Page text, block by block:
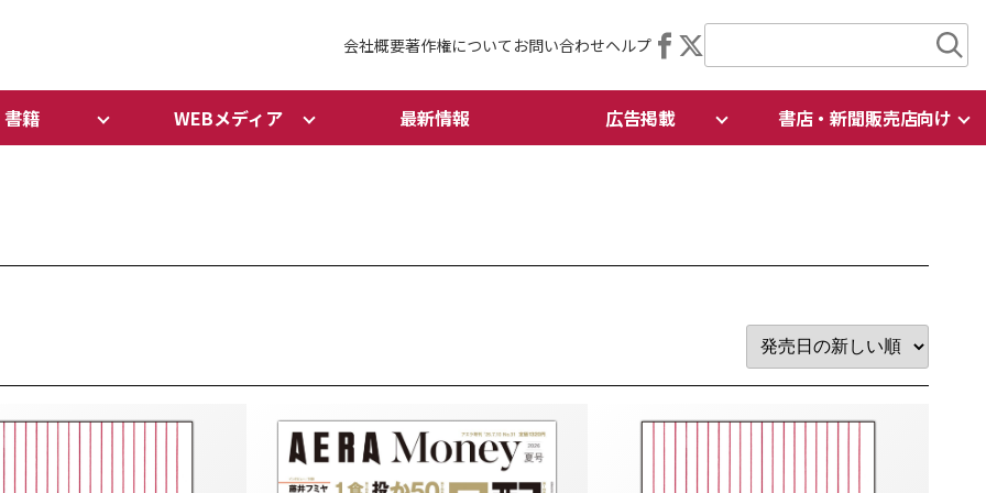
会社概要著作権について お問い合わせヘルプ
書籍 WEBメディア 最新情報 広告掲載 書店・新聞販売店向け